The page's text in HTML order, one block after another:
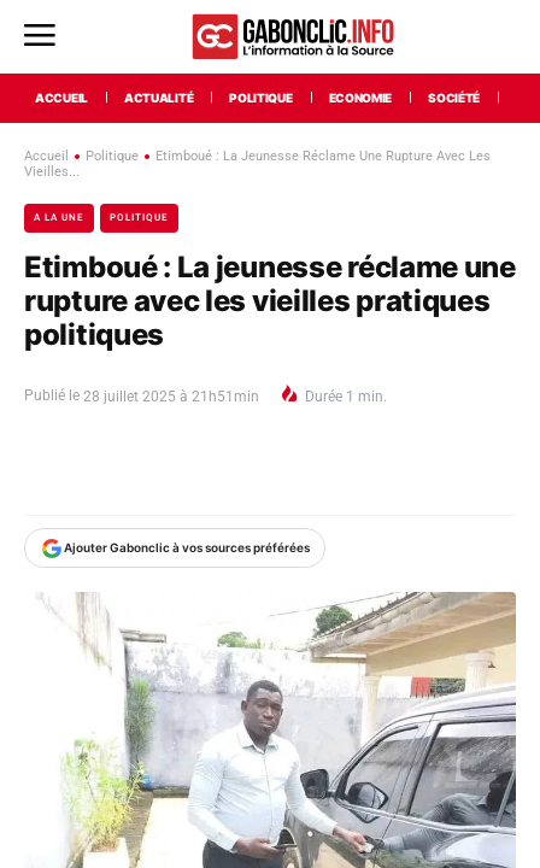
ACCUEIL ACTUALITÉ POLITIQUE ECONOMIE SOCIÉTÉ
Accueil Politique
Etimboué : La Jeunesse Réclame Une Rupture Avec Les
Vieilles...
A LA UNE POLITIQUE
Etimboué : La jeunesse réclame une
rupture avec les vieilles pratiques
politiques
Publié le 28 juillet 2025 à 21h51min Durée 1 min.
Ajouter Gabonclic à vos sources préférées